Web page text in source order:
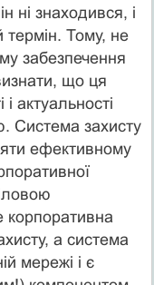
ні знаходився, і
термін. Тому, не
забезпечення
що ця
актуальності
Система захисту
ефективному
корпоративна
а система
мережі і є